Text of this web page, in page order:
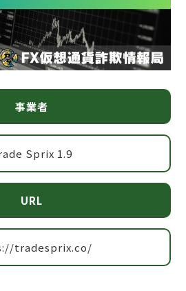
事業者
Sprix 1.9
URL
tradesprix.co/